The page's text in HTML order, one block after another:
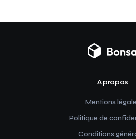
A propos
Mentions
Politique de
Conditions